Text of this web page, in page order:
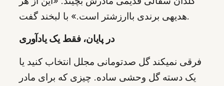
هدیهی برندی باارزشتر است.» با لبخند گفت.
در پایان، فقط یک یادآوری
فرقی نمیکند گل صدتومانی مجلل انتخاب کنید یا
یک دسته گل وحشی ساده. چیزی که برای مادر